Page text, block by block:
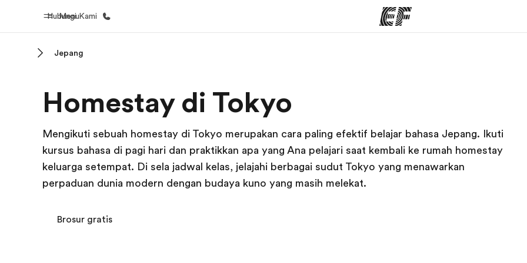
Menu
Hubungi Kami
Selamat datang di EF Lihat semua program
Jepang
Homestay di Tokyo
Mengikuti sebuah homestay di Tokyo merupakan cara paling efektif belajar bahasa Jepang. Ikuti
kursus bahasa di pagi hari dan praktikkan apa yang Ana pelajari saat kembali ke rumah homestay
keluarga setempat. Di sela jadwal kelas, jelajahi berbagai sudut Tokyo yang menawarkan
perpaduan dunia modern dengan budaya kuno yang masih melekat.
Brosur gratis